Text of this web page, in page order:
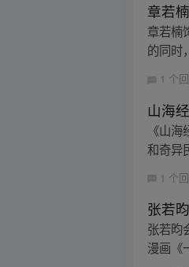
章若
章若楠
的同时
1 个
山海经
《山
和奇异
1 个
张若
张若昀
漫画《